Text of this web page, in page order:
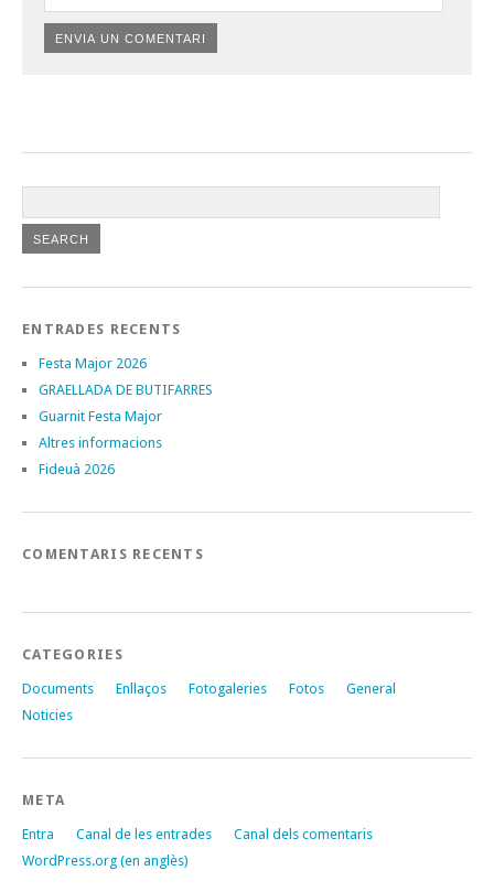
ENTRADES RECENTS
Festa Major 2026
GRAELLADA DE BUTIFARRES
Guarnit Festa Major
Altres informacions
Fideuà 2026
COMENTARIS RECENTS
CATEGORIES
Documents Enllaços Fotogaleries Fotos
General
Noticies
META
Entra Canal de les entrades
Canal dels comentaris
WordPress.org (en anglès)